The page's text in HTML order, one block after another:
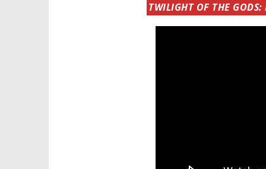
TWILIGHT OF THE